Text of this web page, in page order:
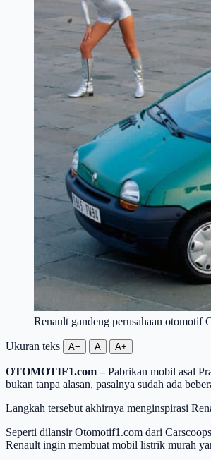
Renault gandeng perusahaan otomotif
Ukuran teks A− A A+
OTOMOTIF1.com –Pabrikan mobil asal
bukan tanpa alasan, pasalnya sudah ada
Langkah tersebut akhirnya menginspirasi
Seperti dilansir Otomotif1.com dari
Renault ingin membuat mobil listrik murah